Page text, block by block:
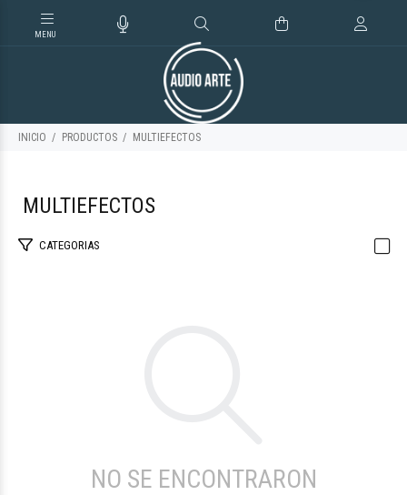
INICIO PRODUCTOS MULTIEFECTOS
MULTIEFECTOS
CATEGORIAS
NO SE ENCONTRARON